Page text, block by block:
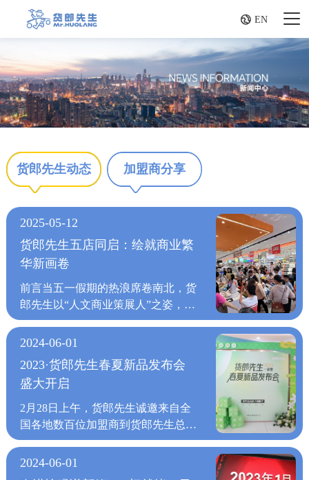
 EN
货郎先生动态 加盟商分享
2025-05-12
货郎先生五店同启：绘就商业繁
华新画卷
前言当五一假期的热浪席卷南北，货
郎先生以“人文商业策展人”之姿，在
广州新塘万达店、福建晋江吾悦广场
店、浙江余姚众安店、咸阳丽彩万
掀起一场“在地文化+新消费”的革新
风暴！从岭南水乡的烟火诗篇到闽南
侨乡的潮玩江湖，从江南文脉的千年
回响到三秦大地的丝路新章，货郎先
而是成为城市文化记忆的容器、新消
2024-06-01
2023·货郎先生春夏新品发布会
盛大开启
2月28日上午，货郎先生诚邀来自全
国各地数百位加盟商到货郎先生总部
参加此次“春夏新品发布会”，他们的
到来为此次发布会增色不少。2023年
2024-06-01